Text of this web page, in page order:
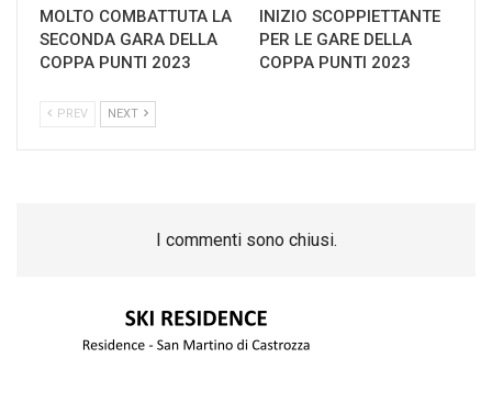
MOLTO COMBATTUTA LA
SECONDA GARA DELLA
COPPA PUNTI 2023
INIZIO SCOPPIETTANTE
PER LE GARE DELLA
COPPA PUNTI 2023
PREV NEXT
I commenti sono chiusi.